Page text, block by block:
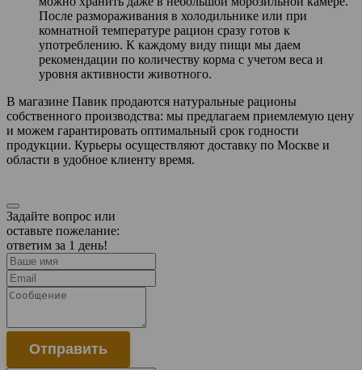
После размораживания в холодильнике или при
комнатной температуре рацион сразу готов к
употреблению. К каждому виду пищи мы даем
рекомендации по количеству корма с учетом веса и
уровня активности животного.
В магазине Павик продаются натуральные рационы
собственного производства: мы предлагаем приемлемую цену
и можем гарантировать оптимальный срок годности
продукции. Курьеры осуществляют доставку по Москве и
области в удобное клиенту время.
Задайте вопрос или
оставьте пожелание:
ответим за 1 день!
Отправить